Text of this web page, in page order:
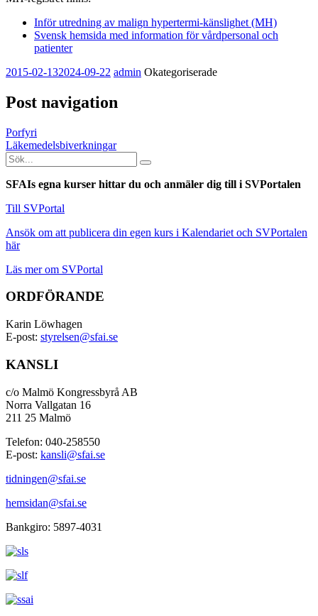
Inför utredning av malign hypertermi-känslighet (MH)
Svensk hemsida med information för vårdpersonal och
patienter
2015-02-132024-09-22 admin Okategoriserade
Post navigation
Porfyri
Läkemedelsbiverkningar
SFAIs egna kurser hittar du och anmäler dig till i SVPortalen
Till SVPortal
Ansök om att publicera din egen kurs i Kalendariet och SVPortalen
här
Läs mer om SVPortal
ORDFÖRANDE
Karin Löwhagen
E-post: styrelsen@sfai.se
KANSLI
c/o Malmö Kongressbyrå AB
Norra Vallgatan 16
211 25 Malmö
Telefon: 040-258550
E-post: kansli@sfai.se
tidningen@sfai.se
hemsidan@sfai.se
Bankgiro: 5897-4031